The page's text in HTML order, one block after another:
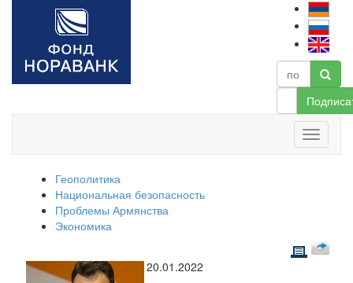
Геополитика
Национальная безопасность
Проблемы Армянства
Экономика
20.01.2022